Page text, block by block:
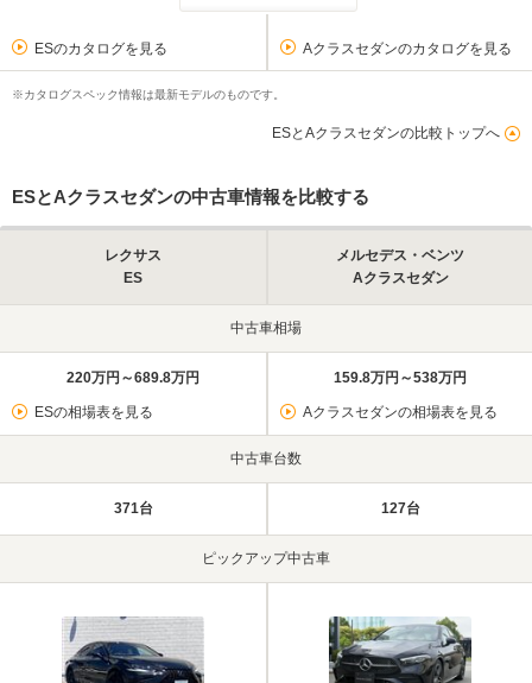
ESのカタログを見る Aクラスセダンのカタログを見る
※カタログスペック情報は最新モデルのものです。
ESとAクラスセダンの比較トップへ
ESとAクラスセダンの中古車情報を比較する
レクサス
ES
メルセデス・ベンツ
Aクラスセダン
中古車相場
220万円～689.8万円
ESの相場表を見る
159.8万円～538万円
Aクラスセダンの相場表を見る
中古車台数
371台 127台
ピックアップ中古車